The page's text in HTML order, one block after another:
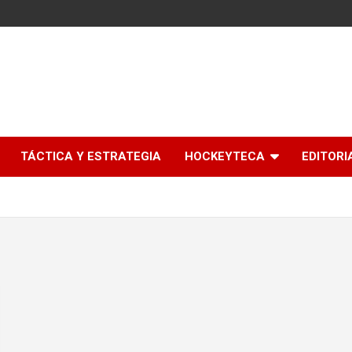
TÁCTICA Y ESTRATEGIA HOCKEYTECA